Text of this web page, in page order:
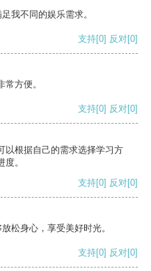
我不同的娱乐需求。
支持[0] 反对[0]
方便。
支持[0] 反对[0]
以根据自己的需求选择学习方
。
支持[0] 反对[0]
松身心，享受美好时光。
支持[0] 反对[0]